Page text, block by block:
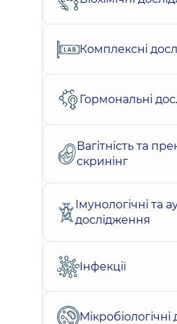
Комплексні
Гормональні
Вагітність та
скринінг
Імунологічні та
дослідження
Інфекції